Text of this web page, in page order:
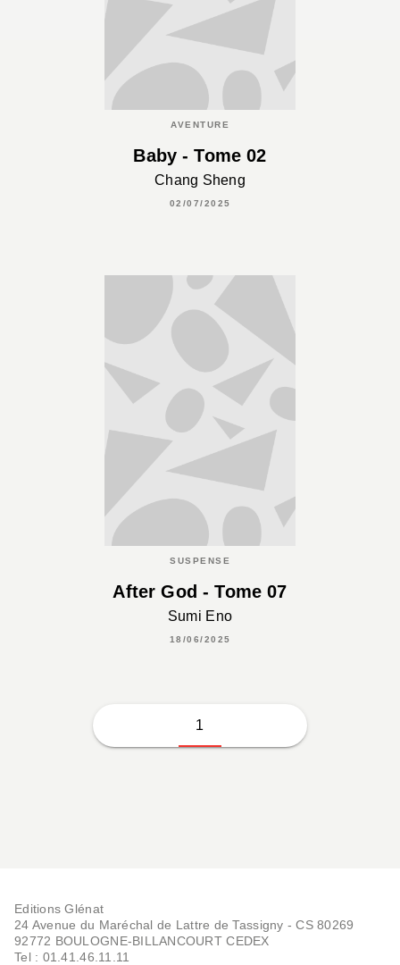
AVENTURE
Baby - Tome 02
Chang Sheng
02/07/2025
SUSPENSE
After God - Tome 07
Sumi Eno
18/06/2025
1
Editions Glénat
24 Avenue du Maréchal de Lattre de Tassigny - CS 80269
92772 BOULOGNE-BILLANCOURT CEDEX
Tel : 01.41.46.11.11